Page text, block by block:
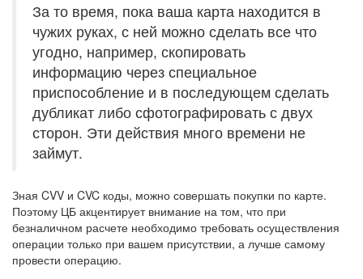
За то время, пока ваша карта находится в
чужих руках, с ней можно сделать все что
угодно, например, скопировать
информацию через специальное
приспособление и в последующем сделать
дубликат либо сфотографировать с двух
сторон. Эти действия много времени не
займут.
Зная CVV и CVC коды, можно совершать покупки по карте.
Поэтому ЦБ акцентирует внимание на том, что при
безналичном расчете необходимо требовать осуществления
операции только при вашем присутствии, а лучше самому
провести операцию.